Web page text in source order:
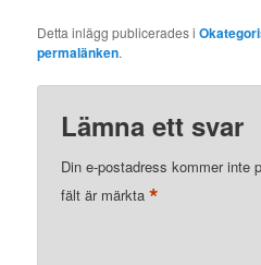
Detta inlägg publicerades i
permalänken.
Lämna ett svar
Din e-postadress kommer inte
fält är märkta*